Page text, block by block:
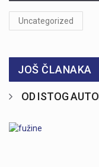
Uncategorized
JOŠ ČLANAKA
OD ISTOG